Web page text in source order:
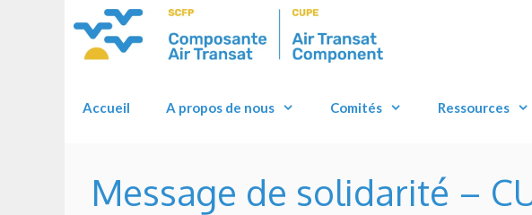
Accueil A propos de nous Comités Ressources
Message de solidarité –